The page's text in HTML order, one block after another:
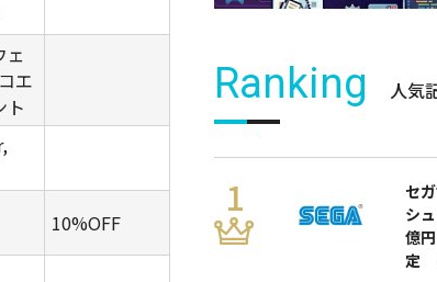
ェ
エ
ト
10%OFF
Ranking 人気
セ
シ
億
定